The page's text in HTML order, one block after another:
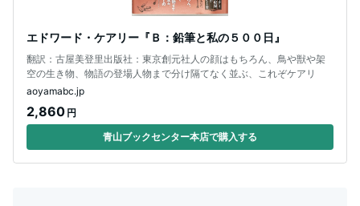
エドワード・ケアリー『Ｂ：鉛筆と私の５００日』
翻訳：古屋美登里出版社：東京創元社人の顔はもちろん、鳥や獣や架
空の生き物、物語の登場人物まで分け隔てなく並ぶ、これぞケアリ
aoyamabc.jp
2,860 円
青山ブックセンター本店で購入する